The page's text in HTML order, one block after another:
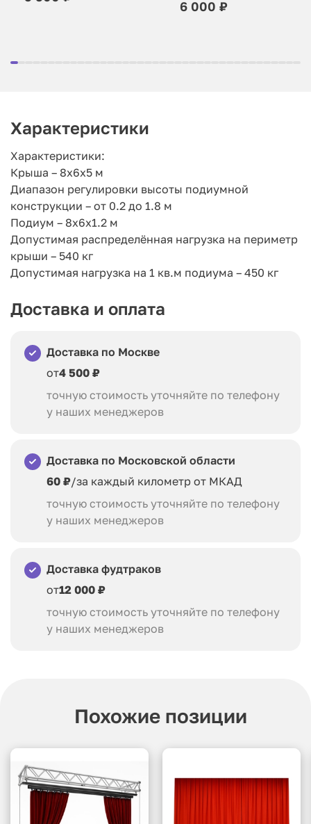
6 000 ₽
Характеристики
Характеристики:
Крыша – 8х6х5 м
Диапазон регулировки высоты подиумной
конструкции – от 0.2 до 1.8 м
Подиум – 8х6х1.2 м
Допустимая распределённая нагрузка на периметр
крыши – 540 кг
Допустимая нагрузка на 1 кв.м подиума – 450 кг
Доставка и оплата
Доставка по Москве
от4 500 ₽
точную стоимость уточняйте по телефону
у наших менеджеров
Доставка по Московской области
60 ₽/за каждый километр от МКАД
точную стоимость уточняйте по телефону
у наших менеджеров
Доставка фудтраков
от12 000 ₽
точную стоимость уточняйте по телефону
у наших менеджеров
Похожие позиции